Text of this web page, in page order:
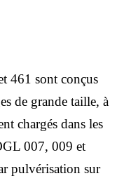
461 sont conçus
de grande taille, à
chargés dans les
007, 009 et
pulvérisation sur